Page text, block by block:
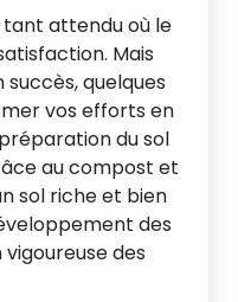
attendu où le
Mais
quelques
vos efforts en
du sol
au compost et
sol riche et bien
des
des